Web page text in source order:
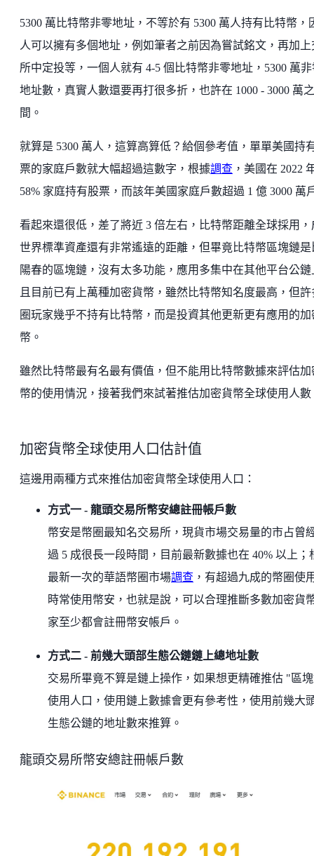
5300 萬比特幣非零地址，不等於有 5300 萬人持有比特幣，
人可以擁有多個地址，例如筆者之前因為嘗試銘文，再加上
所中定投等，一個人就有 4-5 個比特幣非零地址，5300 萬
地址數，真實人數還要再打很多折，也許在 1000 - 3000 萬之
間。
就算是 5300 萬人，這算高算低？給個參考值，單單美國持
票的家庭戶數就大幅超過這數字，根據調查 ，美國在 2022
58% 家庭持有股票，而該年美國家庭戶數超過 1 億 3000 萬
看起來還很低，差了將近 3 倍左右，比特幣距離全球採用，
世界標準資產還有非常遙遠的距離，但畢竟比特幣區塊鏈是
陽春的區塊鏈，沒有太多功能，應用多集中在其他平台公鏈
且目前已有上萬種加密貨幣，雖然比特幣知名度最高，但許
圈玩家幾乎不持有比特幣，而是投資其他更新更有應用的加
幣。
雖然比特幣最有名最有價值，但不能用比特幣數據來評估加
幣的使用情況，接著我們來試著推估加密貨幣全球使用人數
加密貨幣全球使用人口估計值
這邊用兩種方式來推估加密貨幣全球使用人口：
方式一 - 龍頭交易所幣安總註冊帳戶數
幣安是幣圈最知名交易所，現貨市場交易量的市占曾
過 5 成很長一段時間，目前最新數據也在 40% 以上；
最新一次的華語幣圈市場調查 ，有超過九成的幣圈使
時常使用幣安，也就是說，可以合理推斷多數加密貨
家至少都會註冊幣安帳戶。
方式二 - 前幾大頭部生態公鏈鏈上總地址數
交易所畢竟不算是鏈上操作，如果想更精確推估 "區
使用人口，使用鏈上數據會更有參考性，使用前幾大
生態公鏈的地址數來推算。
龍頭交易所幣安總註冊帳戶數